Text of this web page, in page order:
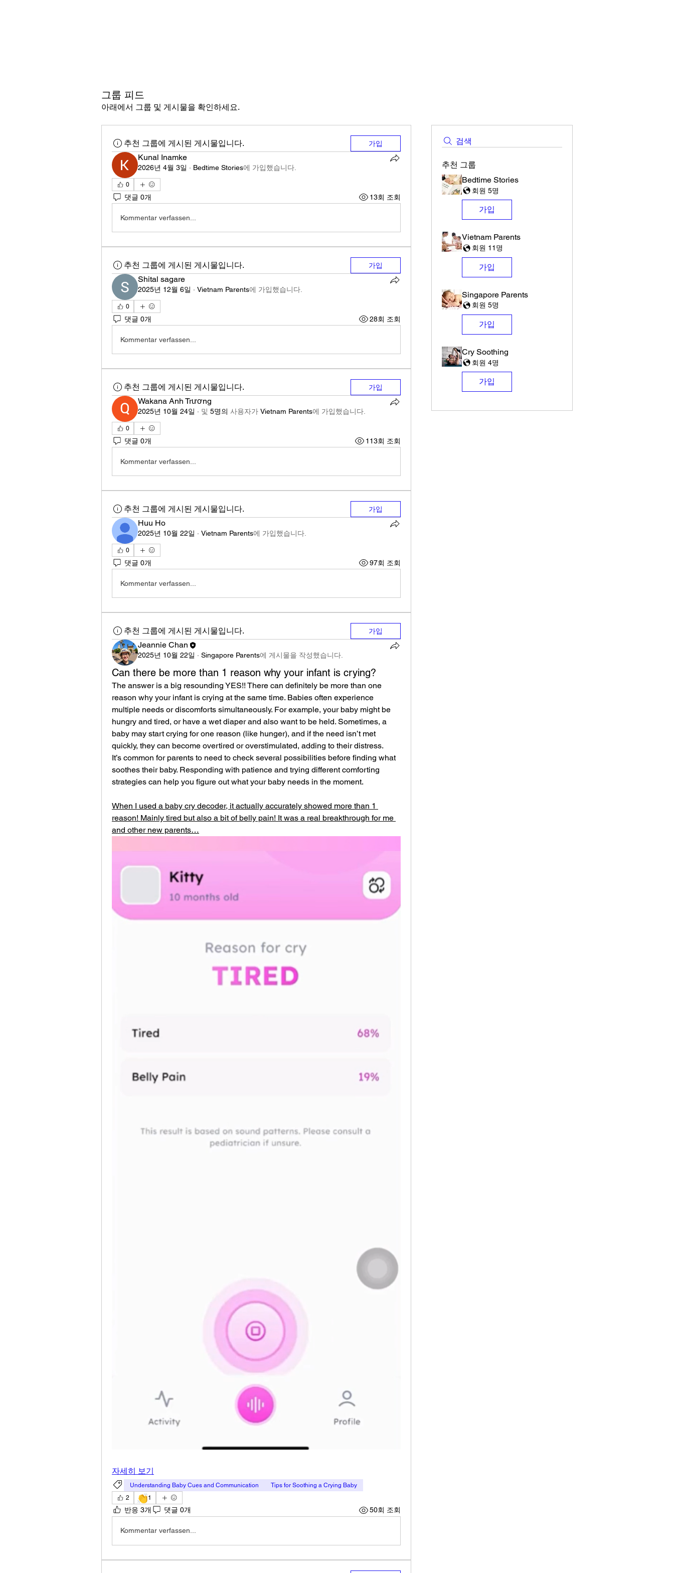
그룹 피드
아래에서 그룹 및 게시물을 확인하세요.
검색
추천 그룹
Bedtime Stories
회원 5명
가입
Vietnam Parents
회원 11명
가입
Singapore Parents
회원 5명
가입
Cry Soothing
회원 4명
가입
추천 그룹에 게시된 게시물입니다. 가입
Kunal Inamke
2026년 4월 3일 · Bedtime Stories에 가입했습니다.
0
댓글 0개 13회 조회
Kommentar verfassen...
추천 그룹에 게시된 게시물입니다. 가입
Shital sagare
2025년 12월 6일 · Vietnam Parents에 가입했습니다.
0
댓글 0개 28회 조회
Kommentar verfassen...
추천 그룹에 게시된 게시물입니다. 가입
Wakana Anh Trương
2025년 10월 24일 · 및 5명의 사용자가 Vietnam Parents에 가입했습니다.
0
댓글 0개 113회 조회
Kommentar verfassen...
추천 그룹에 게시된 게시물입니다. 가입
Huu Ho
2025년 10월 22일 · Vietnam Parents에 가입했습니다.
0
댓글 0개 97회 조회
Kommentar verfassen...
추천 그룹에 게시된 게시물입니다. 가입
Jeannie Chan
2025년 10월 22일 · Singapore Parents에 게시물을 작성했습니다.
Can there be more than 1 reason why your infant is crying?
The answer is a big resounding YES!! There can definitely be more than one
reason why your infant is crying at the same time. Babies often experience
multiple needs or discomforts simultaneously. For example, your baby might be
hungry and tired, or have a wet diaper and also want to be held. Sometimes, a
baby may start crying for one reason (like hunger), and if the need isn’t met
quickly, they can become overtired or overstimulated, adding to their distress.
It’s common for parents to need to check several possibilities before finding what
soothes their baby. Responding with patience and trying different comforting
strategies can help you figure out what your baby needs in the moment.
When I used a baby cry decoder, it actually accurately showed more than 1
reason! Mainly tired but also a bit of belly pain! It was a real breakthrough for me
and other new parents…
자세히 보기
Understanding Baby Cues and Communication
Tips for Soothing a Crying Baby
2
👏1
반응 3개 댓글 0개 50회 조회
Kommentar verfassen...